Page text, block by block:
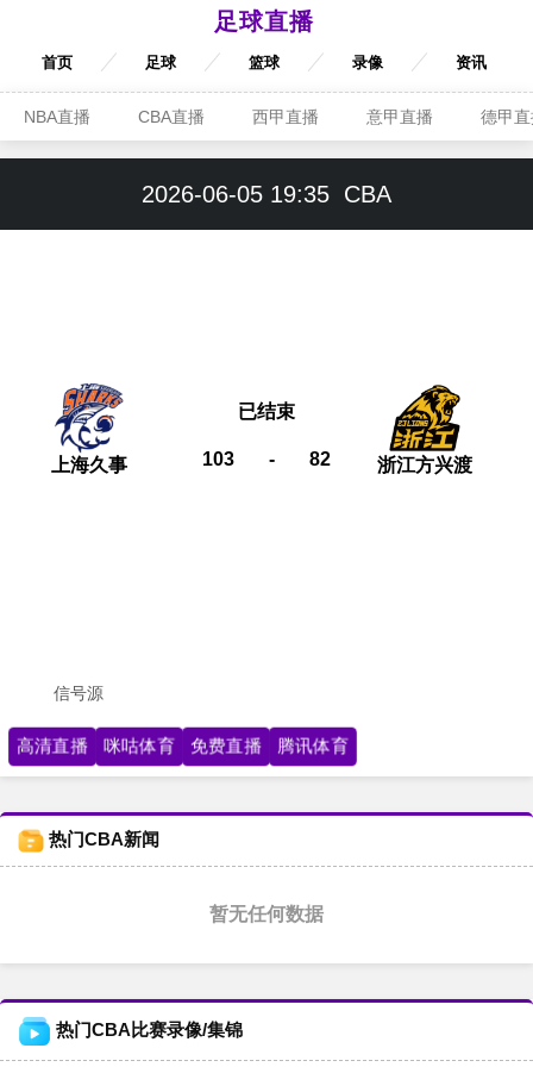
足球直播
首页 足球 篮球 录像 资讯
NBA直播 CBA直播 西甲直播 意甲直播 德甲
2026-06-05 19:35 CBA
上海久事 103 - 82
已结束
浙江方兴渡
信号源
高清直播 咪咕体育 免费直播 腾讯体育
热门CBA新闻
暂无任何数据
热门CBA比赛录像/集锦